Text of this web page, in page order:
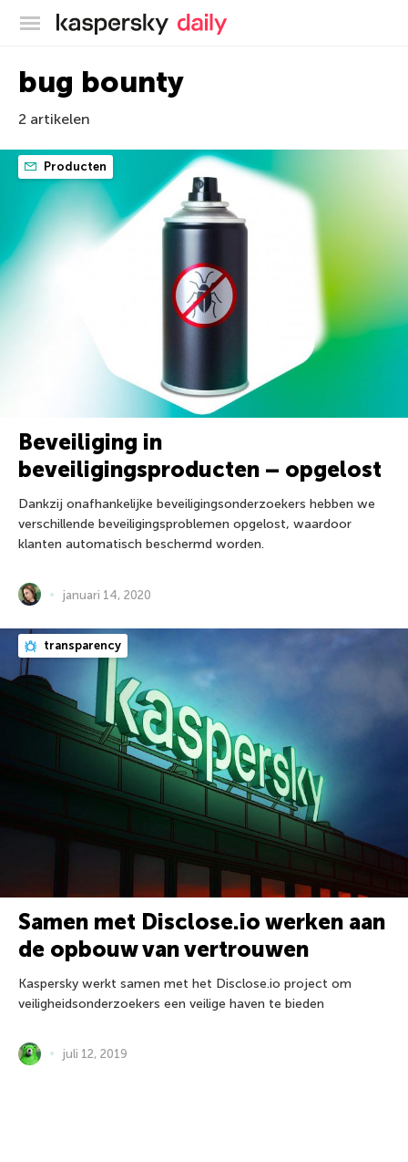
Kaspersky official blog
bug bounty
2 artikelen
Producten
Beveiliging in
beveiligingsproducten – opgelost
Dankzij onafhankelijke beveiligingsonderzoekers hebben we
verschillende beveiligingsproblemen opgelost, waardoor
klanten automatisch beschermd worden.
januari 14, 2020
transparency
Samen met Disclose.io werken aan
de opbouw van vertrouwen
Kaspersky werkt samen met het Disclose.io project om
veiligheidsonderzoekers een veilige haven te bieden
juli 12, 2019